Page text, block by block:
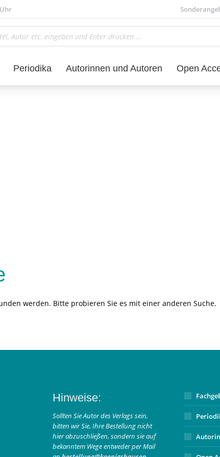
Periodika Autorinnen und Autoren Open
werden. Bitte probieren Sie es mit einer anderen Suche.
Hinweise:
Sollten Sie Autor des Verlags sein,
bitten wir Sie, Ihre Bestellung nicht
hier abzuschließen, sondern sie auf
bekanntem Wege entweder per Mail